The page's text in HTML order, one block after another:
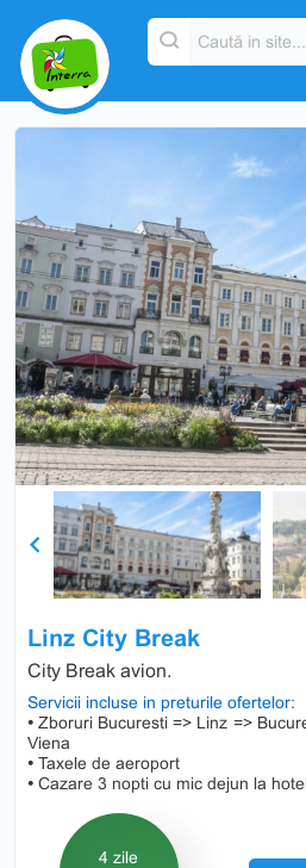
Linz City Break
City Break avion.
Servicii incluse in preturile ofertelor:
• Zboruri Bucuresti => Linz =>
Viena
• Taxele de aeroport
• Cazare 3 nopti cu mic dejun la
4 zile
Previous